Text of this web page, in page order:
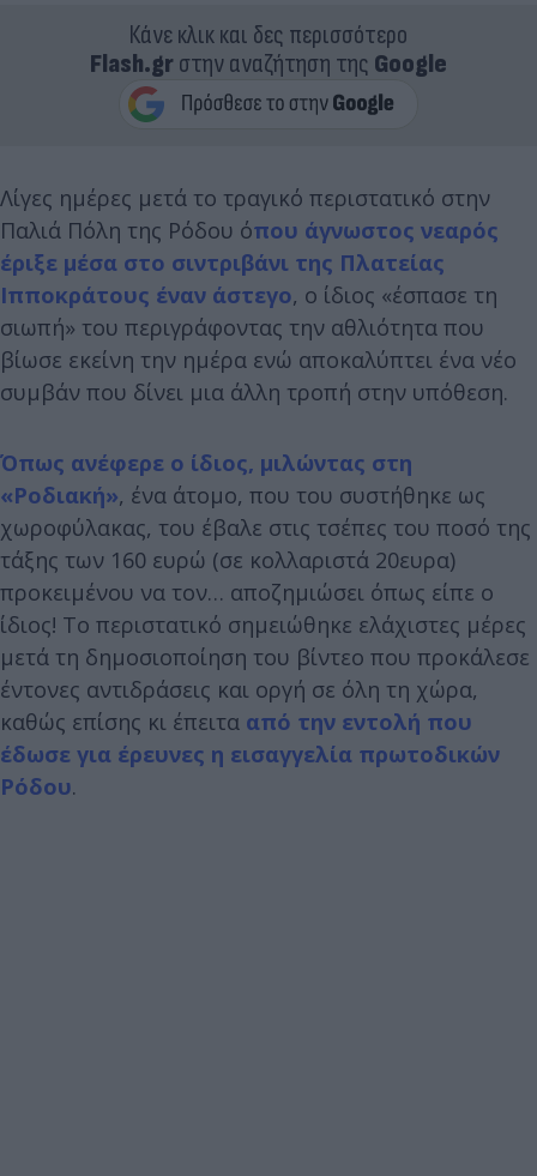
Κάνε κλικ και δες περισσότερο
Flash.grστην αναζήτηση της Google
Λίγες ημέρες μετά το τραγικό περιστατικό στην
Παλιά Πόλη της Ρόδου όπου άγνωστος νεαρός
έριξε μέσα στο σιντριβάνι της Πλατείας
Ιπποκράτους έναν άστεγο, ο ίδιος «έσπασε τη
σιωπή» του περιγράφοντας την αθλιότητα που
βίωσε εκείνη την ημέρα ενώ αποκαλύπτει ένα νέο
συμβάν που δίνει μια άλλη τροπή στην υπόθεση.
Όπως ανέφερε ο ίδιος, μιλώντας στη
«Ροδιακή», ένα άτομο, που του συστήθηκε ως
χωροφύλακας, του έβαλε στις τσέπες του ποσό της
τάξης των 160 ευρώ (σε κολλαριστά 20ευρα)
προκειμένου να τον… αποζημιώσει όπως είπε ο
ίδιος! Το περιστατικό σημειώθηκε ελάχιστες μέρες
μετά τη δημοσιοποίηση του βίντεο που προκάλεσε
έντονες αντιδράσεις και οργή σε όλη τη χώρα,
καθώς επίσης κι έπειτα από την εντολή που
έδωσε για έρευνες η εισαγγελία πρωτοδικών
Ρόδου.